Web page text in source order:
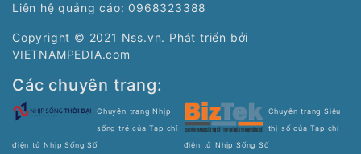
Liên hệ quảng cáo: 0968323388
Copyright © 2021 Nss.vn. Phát triển bởi
VIETNAMPEDIA.com
Các chuyên trang:
Chuyên trang Nhịp
sống trẻ của Tạp chí
điện tử Nhịp Sống Số
Chuyên trang Siêu
thị số của Tạp chí
điện tử Nhịp Sống Số